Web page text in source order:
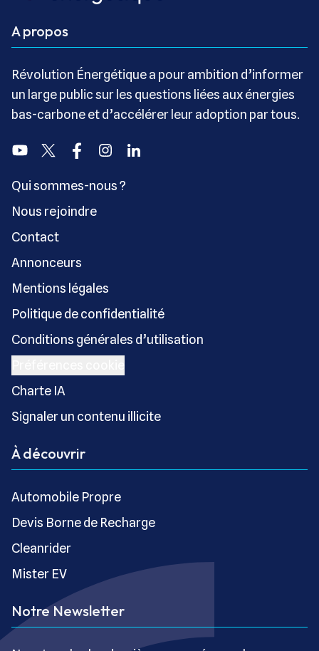
A propos
Révolution Énergétique a pour ambition d’informer
un large public sur les questions liées aux énergies
bas-carbone et d’accélérer leur adoption par tous.
YoutubeTwitter FacebookInstagramLinkedin
Qui sommes-nous ?
Nous rejoindre
Contact
Annonceurs
Mentions légales
Politique de confidentialité
Conditions générales d’utilisation
Charte IA
Signaler un contenu illicite
À découvrir
Automobile Propre
Devis Borne de Recharge
Cleanrider
Mister EV
Notre Newsletter